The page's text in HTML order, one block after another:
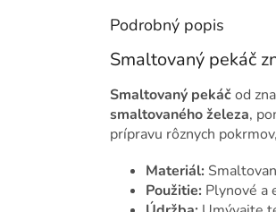
Podrobný popis
Smaltovaný pekáč
Smaltovaný pekáčod
smaltovaného železa,
prípravu rôznych
Materiál:
Použitie: Plynové a